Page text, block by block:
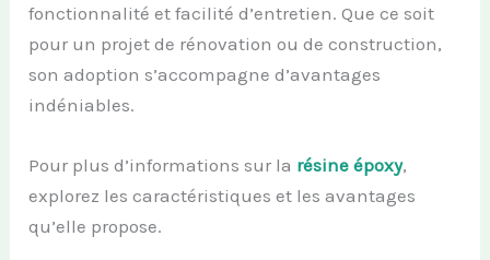
fonctionnalité et facilité d’entretien. Que ce soit
pour un projet de rénovation ou de construction,
son adoption s’accompagne d’avantages
indéniables.
Pour plus d’informations sur la résine époxy,
explorez les caractéristiques et les avantages
qu’elle propose.